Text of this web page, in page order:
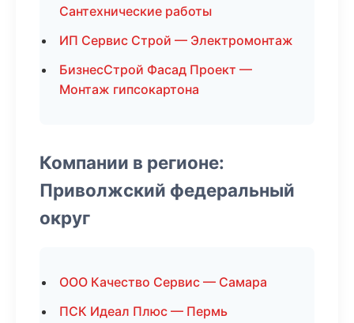
Сантехнические работы
ИП Сервис Строй — Электромонтаж
БизнесСтрой Фасад Проект —
Монтаж гипсокартона
Компании в регионе:
Приволжский федеральный
округ
ООО Качество Сервис — Самара
ПСК Идеал Плюс — Пермь